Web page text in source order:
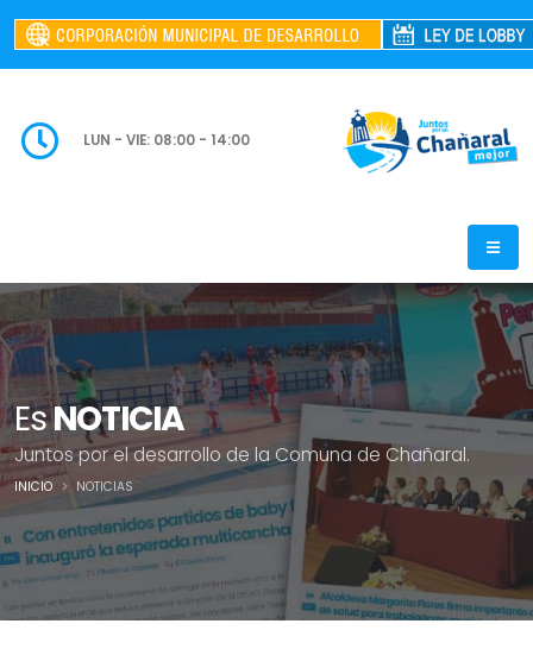
LUN - VIE: 08:00 - 14:00
EsNOTICIA
Juntos por el desarrollo de la Comuna de Chañaral.
INICIO NOTICIAS